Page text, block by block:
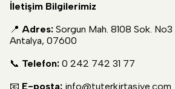
İletişim Bilgilerimiz
📍 Adres: Sorgun Mah. 8108 Sok.
Antalya, 07600
📞 Telefon: 0 242 742 31 77
📧 E-posta: info@tuterkirtasiye.com